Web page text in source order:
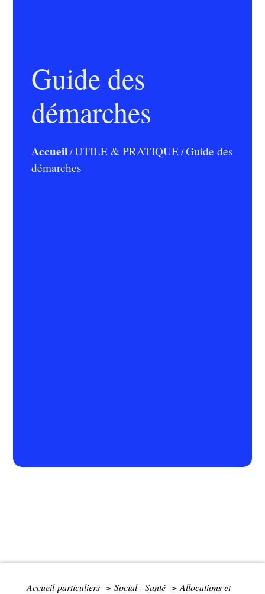
Guide des
démarches
Accueil/UTILE & PRATIQUE/Guide des
démarches
Accueil particuliers > Social - Santé > Allocations et